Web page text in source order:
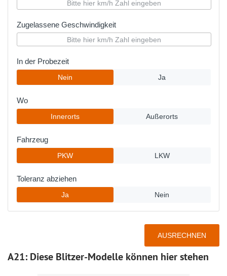
A21: Diese Blitzer-Modelle können hier stehen